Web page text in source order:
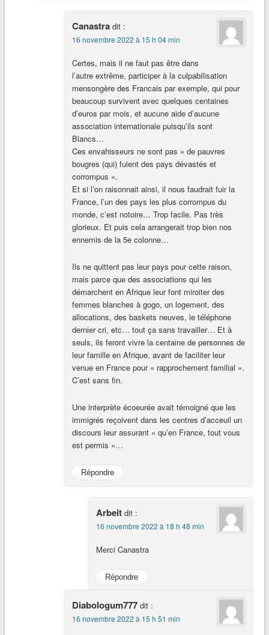
Canastra dit :
16 novembre 2022 à 15 h 04 min
Certes, mais il ne faut pas être dans
l’autre extrême, participer à la culpabilisation
mensongère des Francais par exemple, qui pour
beaucoup survivent avec quelques centaines
d’euros par mois, et aucune aide d’aucune
association internationale puisqu’ils sont
Blancs…
Ces envahisseurs ne sont pas « de pauvres
bougres (qui) fuient des pays dévastés et
corrompus ».
Et si l’on raisonnait ainsi, il nous faudrait fuir la
France, l’un des pays les plus corrompus du
monde, c’est notoire… Trop facile. Pas très
glorieux. Et puis cela arrangerait trop bien nos
ennemis de la 5e colonne…
Ils ne quittent pas leur pays pour cette raison,
mais parce que des associations qui les
démarchent en Afrique leur font miroiter des
femmes blanches à gogo, un logement, des
allocations, des baskets neuves, le téléphone
dernier cri, etc… tout ça sans travailler… Et à
seuls, ils feront vivre la centaine de personnes de
leur famille en Afrique, avant de faciliter leur
venue en France pour « rapprochement familial ».
C’est sans fin.
Une interprète écoeurée avait témoigné que les
immigrés reçoivent dans les centres d’acceuil un
discours leur assurant « qu’en France, tout vous
est permis »…
Répondre
Arbeit dit :
16 novembre 2022 à 18 h 48 min
Merci Canastra
Répondre
Diabologum777 dit :
16 novembre 2022 à 15 h 51 min